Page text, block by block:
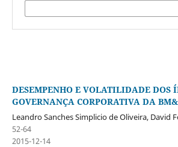
DESEMPENHO E VOLATILIDADE DOS
GOVERNANÇA CORPORATIVA DA
Leandro Sanches Simplicio de Oliveira, David
52-64
2015-12-14